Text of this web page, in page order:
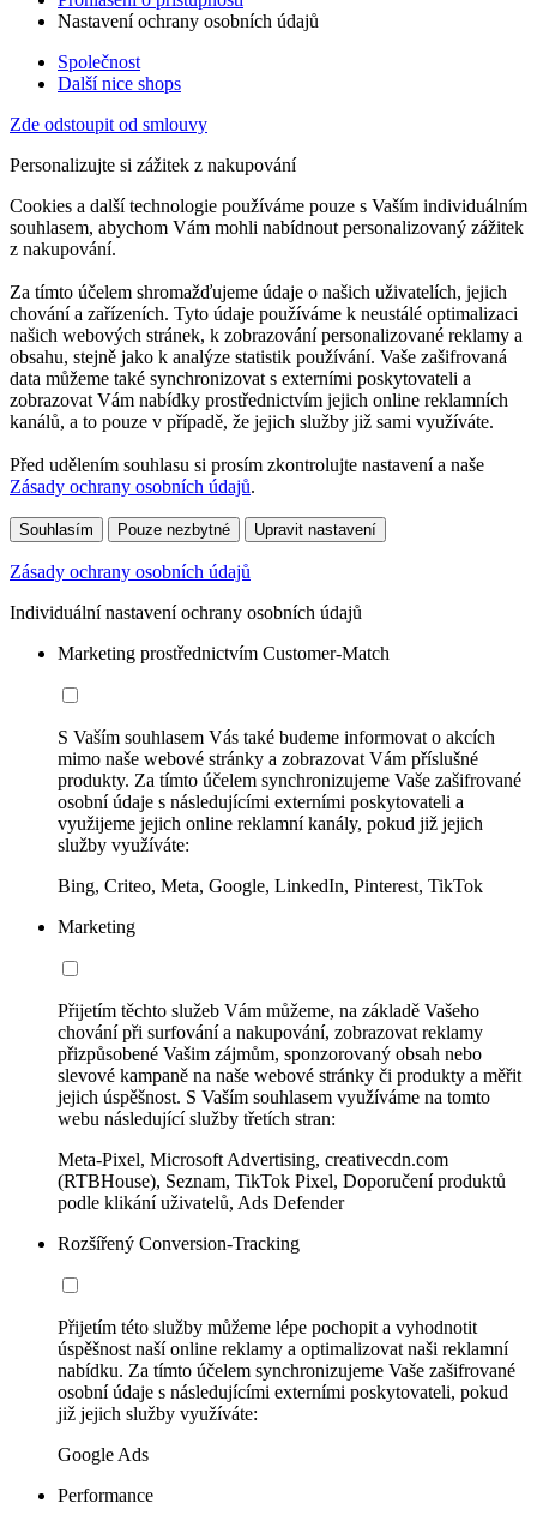
Nastavení ochrany osobních údajů
Společnost
Další nice shops
Zde odstoupit od smlouvy
Personalizujte si zážitek z nakupování
Cookies a další technologie používáme pouze s Vaším individuálním
souhlasem, abychom Vám mohli nabídnout personalizovaný zážitek
z nakupování.
Za tímto účelem shromažďujeme údaje o našich uživatelích, jejich
chování a zařízeních. Tyto údaje používáme k neustálé optimalizaci
našich webových stránek, k zobrazování personalizované reklamy a
obsahu, stejně jako k analýze statistik používání. Vaše zašifrovaná
data můžeme také synchronizovat s externími poskytovateli a
zobrazovat Vám nabídky prostřednictvím jejich online reklamních
kanálů, a to pouze v případě, že jejich služby již sami využíváte.
Před udělením souhlasu si prosím zkontrolujte nastavení a naše
Zásady ochrany osobních údajů.
Souhlasím Pouze nezbytné Upravit nastavení
Zásady ochrany osobních údajů
Individuální nastavení ochrany osobních údajů
Marketing prostřednictvím Customer-Match
S Vaším souhlasem Vás také budeme informovat o akcích
mimo naše webové stránky a zobrazovat Vám příslušné
produkty. Za tímto účelem synchronizujeme Vaše zašifrované
osobní údaje s následujícími externími poskytovateli a
využijeme jejich online reklamní kanály, pokud již jejich
služby využíváte:
Bing, Criteo, Meta, Google, LinkedIn, Pinterest, TikTok
Marketing
Přijetím těchto služeb Vám můžeme, na základě Vašeho
chování při surfování a nakupování, zobrazovat reklamy
přizpůsobené Vašim zájmům, sponzorovaný obsah nebo
slevové kampaně na naše webové stránky či produkty a měřit
jejich úspěšnost. S Vaším souhlasem využíváme na tomto
webu následující služby třetích stran:
Meta-Pixel, Microsoft Advertising, creativecdn.com
(RTBHouse), Seznam, TikTok Pixel, Doporučení produktů
podle klikání uživatelů, Ads Defender
Rozšířený Conversion-Tracking
Přijetím této služby můžeme lépe pochopit a vyhodnotit
úspěšnost naší online reklamy a optimalizovat naši reklamní
nabídku. Za tímto účelem synchronizujeme Vaše zašifrované
osobní údaje s následujícími externími poskytovateli, pokud
již jejich služby využíváte:
Google Ads
Performance